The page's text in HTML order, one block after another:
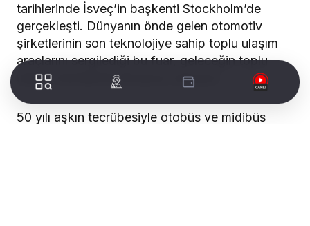
tarihlerinde İsveç’in başkenti Stockholm’de
gerçekleşti. Dünyanın önde gelen otomotiv
şirketlerinin son teknolojiye sahip toplu ulaşım
araçlarını sergilediği bu fuar, geleceğin toplu
ulaşım trendlerine de ipucu sunuyor.
50 yılı aşkın tecrübesiyle otobüs ve midibüs